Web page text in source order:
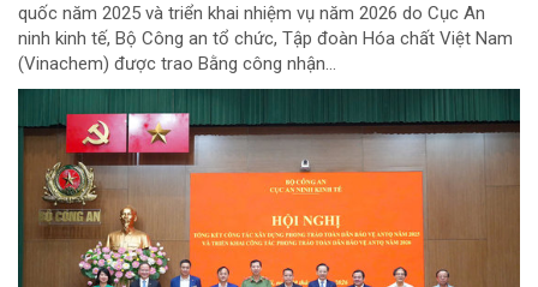
quốc năm 2025 và triển khai nhiệm vụ năm 2026 do Cục An
ninh kinh tế, Bộ Công an tổ chức, Tập đoàn Hóa chất Việt Nam
(Vinachem) được trao Bằng công nhận...